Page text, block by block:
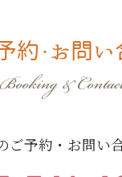
約・お問
Booking &
ご予約・お問い